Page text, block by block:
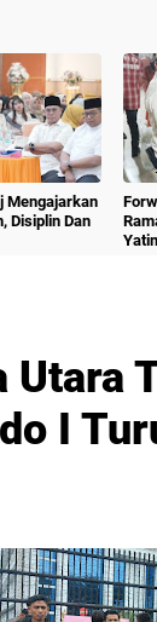
Mengajarkan
Disiplin Dan
Utara
I